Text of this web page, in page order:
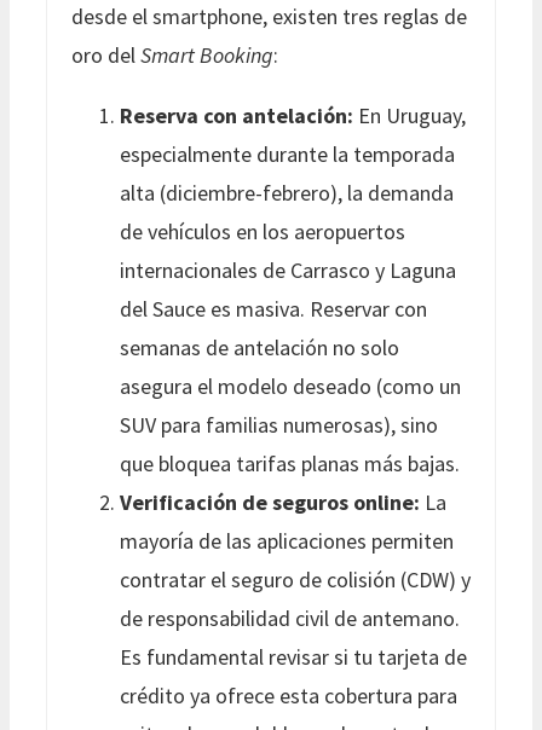
desde el smartphone, existen tres reglas de
oro delSmart Booking:
Reserva con antelación: En Uruguay,
especialmente durante la temporada
alta (diciembre-febrero), la demanda
de vehículos en los aeropuertos
internacionales de Carrasco y Laguna
del Sauce es masiva. Reservar con
semanas de antelación no solo
asegura el modelo deseado (como un
SUV para familias numerosas), sino
que bloquea tarifas planas más bajas.
Verificación de seguros online: La
mayoría de las aplicaciones permiten
contratar el seguro de colisión (CDW) y
de responsabilidad civil de antemano.
Es fundamental revisar si tu tarjeta de
crédito ya ofrece esta cobertura para